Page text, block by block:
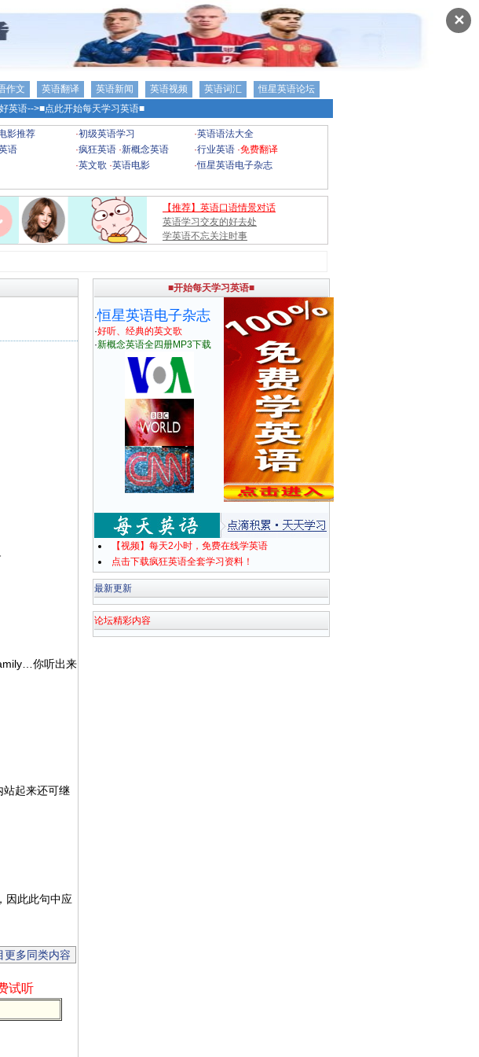
✕
作文 英语翻译 英语新闻 英语视频 英语词汇
恒星英语论坛
英语-->■点此开始每天学习英语■
影推荐 ·初级英语学习 ·英语语法大全
语 ·疯狂英语 ·新概念英语 ·行业英语 ·免费翻译
·英文歌 ·英语电影 ·恒星英语电子杂志
【推荐】英语口语情景对话
英语学习交友的好去处
学英语不忘关注时事
你听出来
站起来还可继
因此此句中应
更多同类内容
试听
■开始每天学习英语■
·恒星英语电子杂志
·好听、经典的英文歌
·新概念英语全四册MP3下载
【视频】每天2小时，免费在线学英语
点击下载疯狂英语全套学习资料！
最新更新
论坛精彩内容